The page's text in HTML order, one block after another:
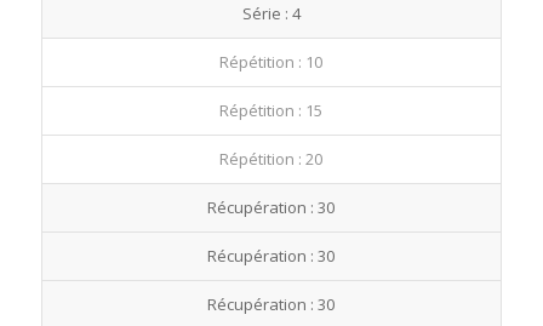
Série : 4
Répétition : 10
Répétition : 15
Répétition : 20
Récupération : 30
Récupération : 30
Récupération : 30